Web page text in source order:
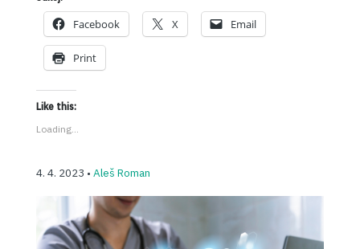
Facebook X Email
Print
Like this:
Loading...
4. 4. 2023 • Aleš Roman